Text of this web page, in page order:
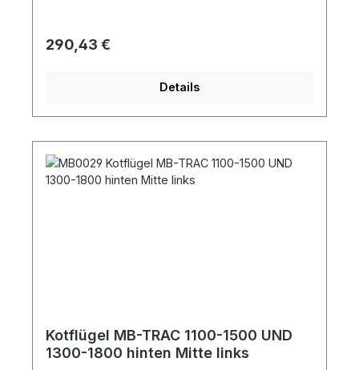
Regulärer Preis:
290,43 €
Details
Kotflügel MB-TRAC 1100-1500 UND
1300-1800 hinten Mitte links